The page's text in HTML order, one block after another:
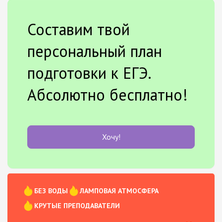
Составим твой
персональный план
подготовки к ЕГЭ.
Абсолютно бесплатно!
Хочу!
БЕЗ ВОДЫ
ЛАМПОВАЯ АТМОСФЕРА
КРУТЫЕ ПРЕПОДАВАТЕЛИ